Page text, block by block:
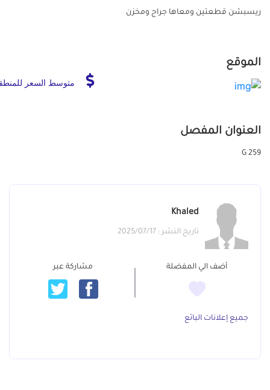
ريسبشن قطعتين ومعاها جراج ومخزن
الموقع
متوسط السعر
العنوان المفصل
G 259
Khaled
تاريخ النشر : 2025/07/17
أضف الي المفضلة مشاركة عبر
جميع إعلانات البائع